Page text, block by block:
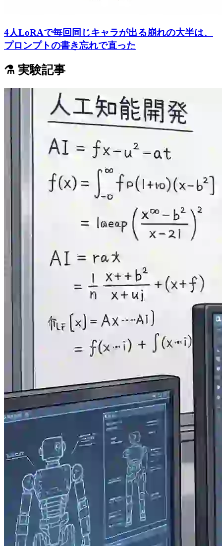
4人LoRAで毎回同じキャラが出る崩れの大半は、
プロンプトの書き忘れで直った
⚗️ 実験記事